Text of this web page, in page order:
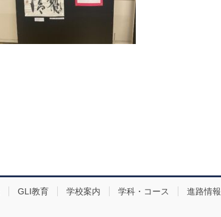
GLI教育 学校案内 学科・コース 進路情報